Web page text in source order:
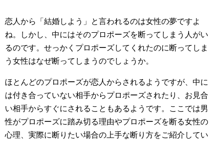
恋人から「結婚しよう」と言われるのは女性の夢ですよ
ね。しかし、中にはそのプロポーズを断ってしまう人がい
るのです。せっかくプロポーズしてくれたのに断ってしま
う女性はなぜ断ってしまうのでしょうか。
ほとんどのプロポーズが恋人からされるようですが、中に
は付き合っていない相手からプロポーズされたり、お見合
い相手からすぐにされることもあるようです。ここでは男
性がプロポーズに踏み切る理由やプロポーズを断る女性の
心理、実際に断りたい場合の上手な断り方をご紹介してい